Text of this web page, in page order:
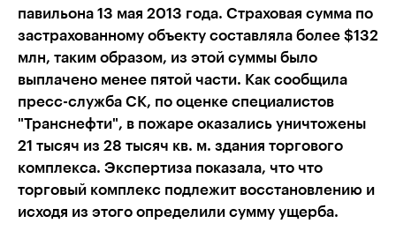
павильона 13 мая 2013 года. Страховая сумма по
застрахованному объекту составляла более $132
млн, таким образом, из этой суммы было
выплачено менее пятой части. Как сообщила
пресс-служба СК, по оценке специалистов
"Транснефти", в пожаре оказались уничтожены
21 тысяч из 28 тысяч кв. м. здания торгового
комплекса. Экспертиза показала, что что
торговый комплекс подлежит восстановлению и
исходя из этого определили сумму ущерба.